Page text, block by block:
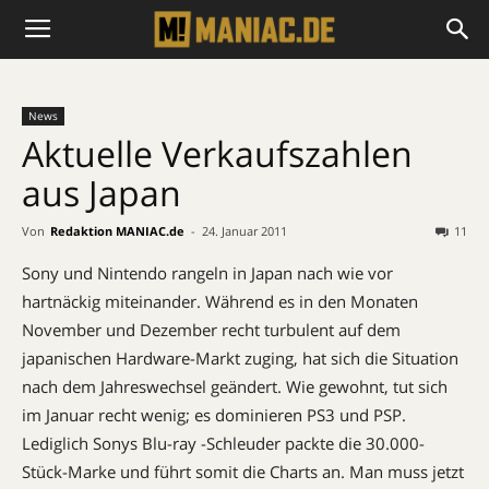
News
Aktuelle Verkaufszahlen
aus Japan
Von Redaktion MANIAC.de - 24. Januar 2011 11
Sony und Nintendo rangeln in Japan nach wie vor
hartnäckig miteinander. Während es in den Monaten
November und Dezember recht turbulent auf dem
japanischen Hardware-Markt zuging, hat sich die Situation
nach dem Jahreswechsel geändert. Wie gewohnt, tut sich
im Januar recht wenig; es dominieren PS3 und PSP.
Lediglich Sonys Blu-ray -Schleuder packte die 30.000-
Stück-Marke und führt somit die Charts an. Man muss jetzt